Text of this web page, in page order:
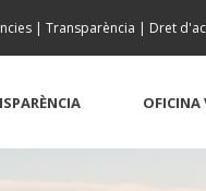
| Transparència | Dret
OFICINA